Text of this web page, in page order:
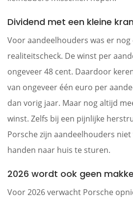
Dividend met een kleine
Voor aandeelhouders was er nog
realiteitscheck. De winst per
ongeveer 48 cent. Daardoor
van ongeveer één euro per
dan vorig jaar. Maar nog altijd
winst. Zelfs bij een pijnlijke
Porsche zijn aandeelhouders
handen naar huis te sturen.
2026 wordt ook geen
Voor 2026 verwacht Porsche